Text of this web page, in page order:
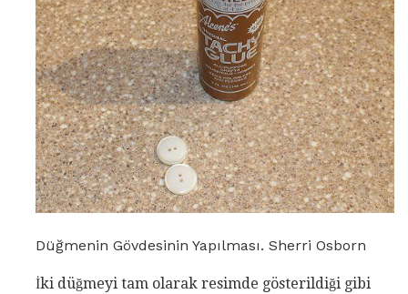
Düğmenin Gövdesinin Yapılması. Sherri Osborn
İki düğmeyi tam olarak resimde gösterildiği gibi